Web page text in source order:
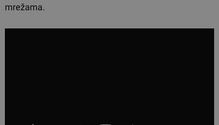
mrežama.